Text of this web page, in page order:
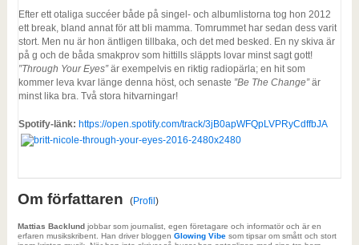
Efter ett otaliga succéer både på singel- och albumlistorna tog hon 2012
ett break, bland annat för att bli mamma. Tomrummet har sedan dess varit
stort. Men nu är hon äntligen tillbaka, och det med besked. En ny skiva är
på g och de båda smakprov som hittills släppts lovar minst sagt gott!
”Through Your Eyes”är exempelvis en riktig radiopärla; en hit som
kommer leva kvar länge denna höst, och senaste ”Be The Change”är
minst lika bra. Två stora hitvarningar!
Spotify-länk: https://open.spotify.com/track/3jB0apWFQpLVPRyCdffbJA
Om författaren (Profil )
Mattias Backlundjobbar som journalist, egen företagare och informatör och är en
erfaren musikskribent. Han driver bloggen Glowing Vibesom tipsar om smått och stort